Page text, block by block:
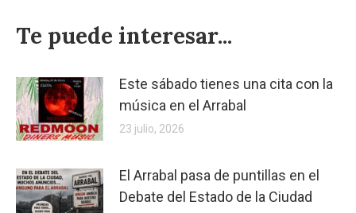
Te puede interesar...
Este sábado tienes una cita con la
música en el Arrabal
23 julio, 2026
El Arrabal pasa de puntillas en el
Debate del Estado de la Ciudad